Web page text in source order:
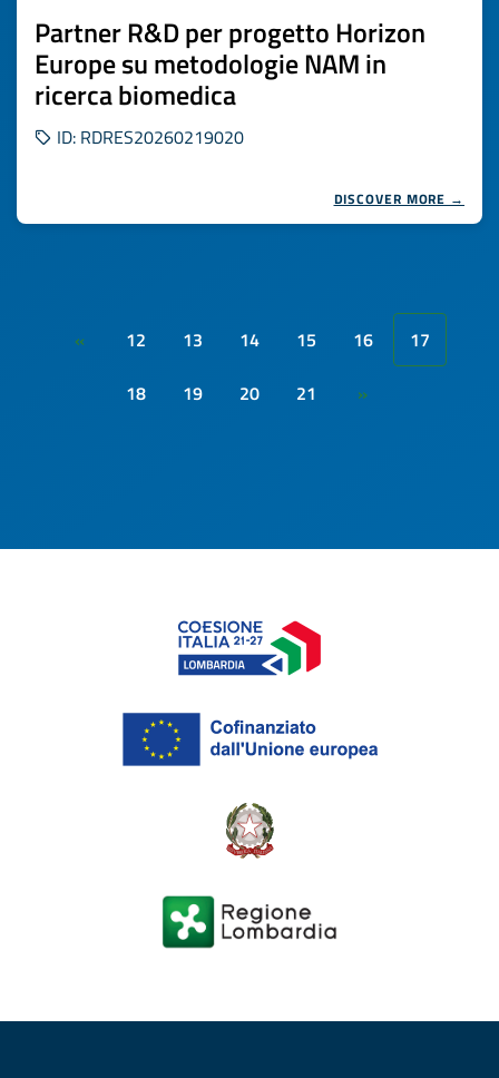
Partner R&D per progetto Horizon
Europe su metodologie NAM in
ricerca biomedica
ID: RDRES20260219020
DISCOVER MORE →
« 12 13 14 15 16
17
18
19 20 21 »